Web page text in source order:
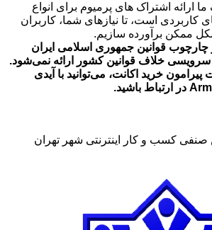
تا
تومان549,000
ارائه اشتراک های پرمیوم برای انواع
کاربردی است، تا نیازهای شما، کاربران
ممکن برآورده سازیم.
چارچوب قوانین جمهوری اسلامی ایران
خلاف قوانین کشور ارائه نمی‌شود.
خرید اکانت، می‌توانید با آیدی
صنفی کسب و کار اینترنتی شهر تهران